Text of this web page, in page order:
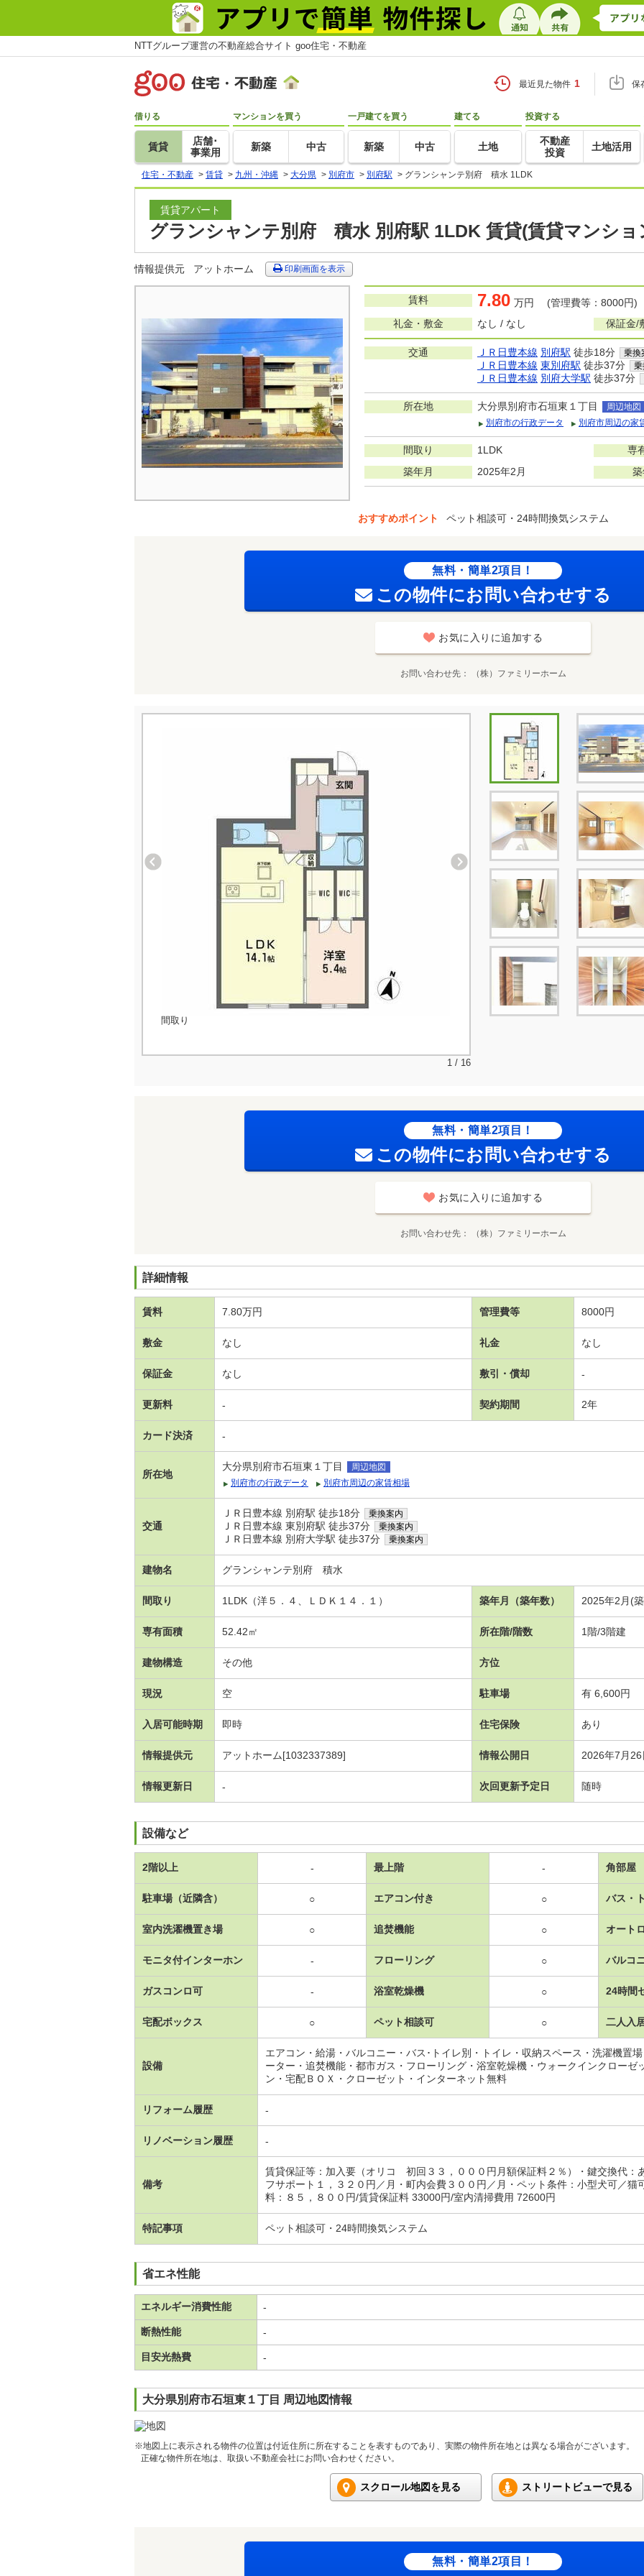
NTTグループ運営の不動産総合サイト goo住宅・不動産
最近見た物件 1 保
借りる
賃貸
店舗･
事業用
マンションを買う
新築 中古
一戸建てを買う
新築 中古
建てる
土地
投資する
不動産
投資
土地活用
住宅・不動産 > 賃貸 > 九州・沖縄 > 大分県 > 別府市 > 別府駅 > グランシャンテ別府 積水 1LDK
賃貸アパート
グランシャンテ別府 積水 別府駅 1LDK 賃貸(賃貸マンショ
情報提供元 アットホーム 印刷画面を表示
賃料 7.80 万円 (管理費等：8000円)
礼金・敷金
なし / なし 保証金/
交通 ＪＲ日豊本線 別府駅 徒歩18分 乗換
ＪＲ日豊本線 東別府駅 徒歩37分 乗
ＪＲ日豊本線 別府大学駅 徒歩37分
所在地 大分県別府市石垣東１丁目
周辺地図
別府市の行政データ
別府市周辺の家
間取り 1LDK 専
築年月 2025年2月
おすすめポイント ペット相談可・24時間換気システム
無料・簡単2項目！
この物件にお問い合わせする
お気に入りに追加する
お問い合わせ先 （株）ファミリーホーム
間取り
1 / 16
無料・簡単2項目！
この物件にお問い合わせする
お気に入りに追加する
お問い合わせ先 （株）ファミリーホーム
詳細情報
賃料 7.80万円 管理費等 8000円
敷金 なし 礼金 なし
保証金 なし 敷引・償却 -
更新料 - 契約期間 2年
カード決済 -
所在地
大分県別府市石垣東１丁目
周辺地図
別府市の行政データ
別府市周辺の家賃相場
交通
ＪＲ日豊本線 別府駅 徒歩18分 乗換案内
ＪＲ日豊本線 東別府駅 徒歩37分 乗換案内
ＪＲ日豊本線 別府大学駅 徒歩37分 乗換案内
建物名 グランシャンテ別府 積水
間取り 1LDK（洋５．４、ＬＤＫ１４．１） 築年月（築年数） 2025年2月(
専有面積 52.42㎡ 所在階/階数 1階/3階建
建物構造 その他 方位
現況 空 駐車場 有 6,600円
入居可能時期 即時 住宅保険 あり
情報提供元 アットホーム[1032337389] 情報公開日 2026年7月26
情報更新日 - 次回更新予定日 随時
設備など
2階以上 - 最上階 - 角部屋
駐車場（近隣含） ○ エアコン付き ○ バス・
室内洗濯機置き場 ○ 追焚機能 ○ オート
モニタ付インターホン - フローリング ○ バルコ
ガスコンロ可 - 浴室乾燥機 ○ 24時間
宅配ボックス ○ ペット相談可 ○ 二人入
設備
エアコン・給湯・バルコニー・バス･トイレ別・トイレ・収納スペース・洗濯機置
ーター・追焚機能・都市ガス・フローリング・浴室乾燥機・ウォークインクローゼ
ン・宅配ＢＯＸ・クローゼット・インターネット無料
リフォーム履歴 -
リノベーション履歴 -
備考
賃貸保証等：加入要（オリコ 初回３３，０００円月額保証料２％）・鍵交換代：
フサポート１，３２０円／月・町内会費３００円／月・ペット条件：小型犬可／猫
料：８５，８００円/賃貸保証料 33000円/室内清掃費用 72600円
特記事項 ペット相談可・24時間換気システム
省エネ性能
エネルギー消費性能 -
断熱性能 -
目安光熱費 -
大分県別府市石垣東１丁目 周辺地図情報
※地図上に表示される物件の位置は付近住所に所在することを表すものであり、実際の物件所在地とは異なる場合がございます。
正確な物件所在地は、取扱い不動産会社にお問い合わせください。
スクロール地図を見る ストリートビューで見る
無料・簡単2項目！